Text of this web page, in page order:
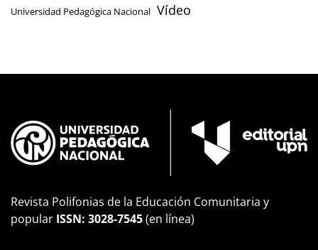
Universidad Pedagógica Nacional Vídeo
Revista Polifonias de la Educación Comunitaria y
popular ISSN: 3028-7545(en línea)